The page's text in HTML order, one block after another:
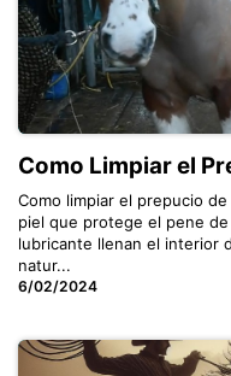
Como Limpiar el
Como limpiar el prepucio
piel que protege el pene
lubricante llenan el interior
natur...
6/02/2024